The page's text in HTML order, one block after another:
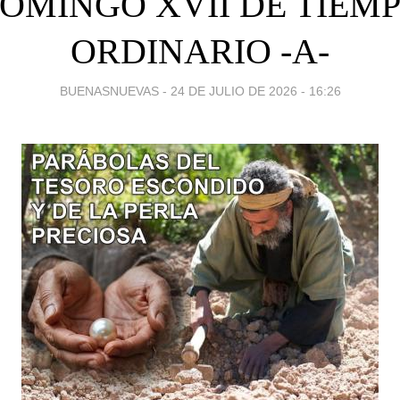
ORDINARIO -A-
BUENASNUEVAS - 24 DE JULIO DE 2026 - 16:26